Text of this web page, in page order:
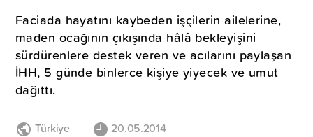
Faciada hayatını kaybeden işçilerin ailelerine,
maden ocağının çıkışında hâlâ bekleyişini
sürdürenlere destek veren ve acılarını paylaşan
İHH, 5 günde binlerce kişiye yiyecek ve umut
dağıttı.
Türkiye 20.05.2014